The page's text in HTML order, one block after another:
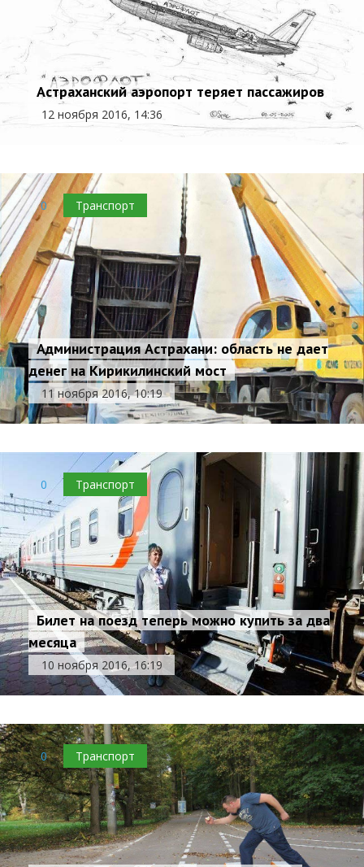
Астраханский аэропорт теряет пассажиров
12 ноября 2016, 14:36
0 Транспорт
Администрация Астрахани: область не дает
денег на Кирикилинский мост
11 ноября 2016, 10:19
0 Транспорт
Билет на поезд теперь можно купить за два
месяца
10 ноября 2016, 16:19
0 Транспорт